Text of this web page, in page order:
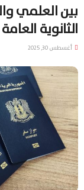
بين العلمي
الثانوية
أغسطس 30, 2025